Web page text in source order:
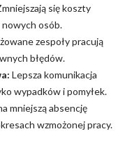
się koszty
nowych osób.
zespoły pracują
błędów.
Lepsza komunikacja
wypadków i pomyłek.
mniejszą absencję
wzmożonej pracy.